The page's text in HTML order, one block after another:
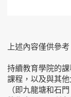
上述內容僅供參
持續教育學院的
課程，以及與其
（即九龍塘和石